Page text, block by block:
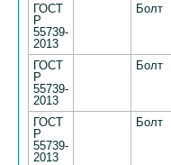
ГОСТ
Р
55739-
2013
Болт
ГОСТ
Р
55739-
2013
Болт
ГОСТ
Р
55739-
2013
Болт